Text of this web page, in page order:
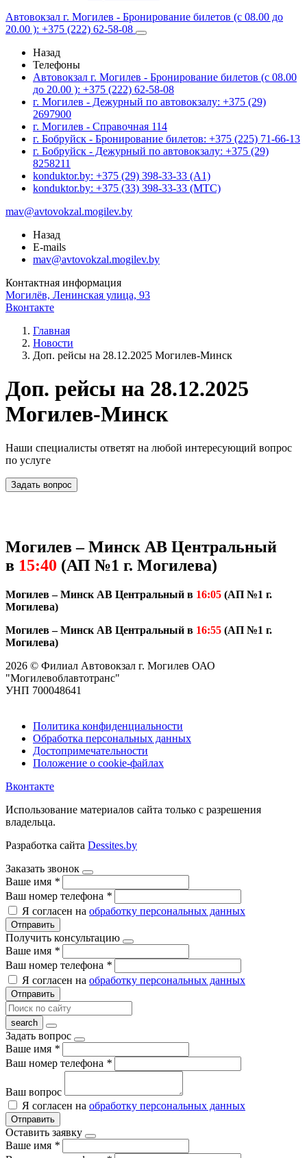
Автовокзал г. Могилев - Бронирование билетов (с 08.00 до
20.00 ): +375 (222) 62-58-08
Назад
Телефоны
Автовокзал г. Могилев - Бронирование билетов (с 08.00
до 20.00 ): +375 (222) 62-58-08
г. Могилев - Дежурный по автовокзалу: +375 (29)
2697900
г. Могилев - Справочная 114
г. Бобруйск - Бронирование билетов: +375 (225) 71-66-13
г. Бобруйск - Дежурный по автовокзалу: +375 (29)
8258211
konduktor.by: +375 (29) 398-33-33 (A1)
konduktor.by: +375 (33) 398-33-33 (МТС)
mav@avtovokzal.mogilev.by
Назад
E-mails
mav@avtovokzal.mogilev.by
Контактная информация
Могилёв, Ленинская улица, 93
Вконтакте
Главная
Новости
Доп. рейсы на 28.12.2025 Могилев-Минск
Доп. рейсы на 28.12.2025
Могилев-Минск
Наши специалисты ответят на любой интересующий вопрос
по услуге
Задать вопрос
Могилев – Минск АВ Центральный
в 15:40 (АП №1 г. Могилева)
Могилев – Минск АВ Центральный в 16:05 (АП №1 г.
Могилева)
Могилев – Минск АВ Центральный в 16:55 (АП №1 г.
Могилева)
2026 © Филиал Автовокзал г. Могилев ОАО
"Могилевоблавтотранс"
УНП 700048641
Политика конфиденциальности
Обработка персональных данных
Достопримечательности
Положение о cookie-файлах
Вконтакте
Использование материалов сайта только с разрешения
владельца.
Разработка сайта Dessites.by
Заказать звонок
Ваше имя *
Ваш номер телефона *
Я согласен на обработку персональных данных
Отправить
Получить консультацию
Ваше имя *
Ваш номер телефона *
Я согласен на обработку персональных данных
Отправить
Задать вопрос
Ваше имя *
Ваш номер телефона *
Ваш вопрос
Я согласен на обработку персональных данных
Отправить
Оставить заявку
Ваше имя *